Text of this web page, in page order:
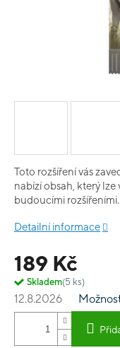
189 Kč
Skladem(5 ks)
12.8.2026
Toto rozšíření vás
nabízí obsah, který
budoucími rozšířeními.
Detailní informace